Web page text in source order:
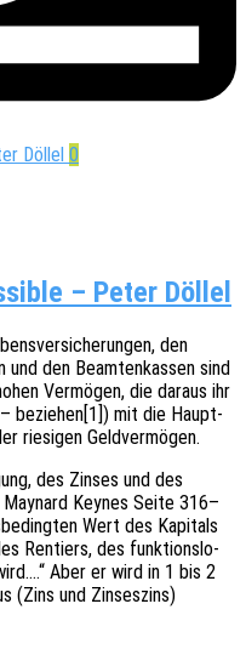
0
– Peter Döllel
den
den Beam­ten­kas­sen sind
Vermö­gen, die daraus ihr
beziehen[1]) mit die Haupt­
riesi­gen Geldvermögen.
des Zinses und des
Keynes Seite 316–
Wert des Kapi­tals
Rentiers, des funk­ti­ons­lo­
Aber er wird in 1 bis 2
(Zins und Zinses­zins)